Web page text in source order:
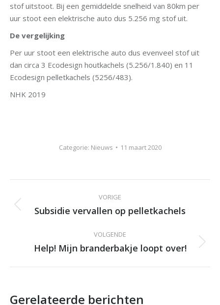
stof uitstoot. Bij een gemiddelde snelheid van 80km per
uur stoot een elektrische auto dus 5.256 mg stof uit.
De vergelijking
Per uur stoot een elektrische auto dus evenveel stof uit
dan circa 3 Ecodesign houtkachels (5.256/1.840) en 11
Ecodesign pelletkachels (5256/483).
NHK 2019
Categorie: Nieuws 11 maart 2020
navigatie
VORIGE
Vorig
Subsidie vervallen op pelletkachels
VOLGENDE
Volgend
Help! Mijn branderbakje loopt over!
Gerelateerde berichten